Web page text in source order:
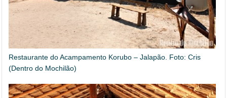
Restaurante do Acampamento Korubo – Jalapão. Foto: Cris
(Dentro do Mochilão)